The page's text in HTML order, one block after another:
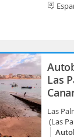
Las
Las
(Las